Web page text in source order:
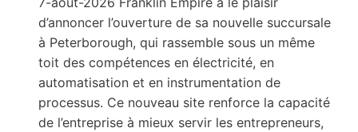
d’annoncer l’ouverture de sa nouvelle succursale
à Peterborough, qui rassemble sous un même
toit des compétences en électricité, en
automatisation et en instrumentation de
processus. Ce nouveau site renforce la capacité
de l’entreprise à mieux servir les entrepreneurs,